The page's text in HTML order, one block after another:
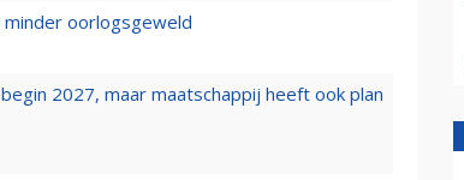
oorlogsgeweld
2027, maar maatschappij heeft ook plan